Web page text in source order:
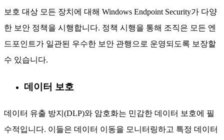
보호 대상 모든 장치에 대해 Windows Endpoint Security가 다양
한 보안 정책을 시행합니다. 정책 시행을 통해 조직은 모든 엔
드포인트가 일관된 우수한 보안 관행으로 운영되도록 보장할
수 있습니다.
데이터 보호
데이터 유출 방지(DLP)와 암호화는 민감한 데이터 보호에 필
수적입니다. 이들은 데이터 이동을 모니터링하고 특정 데이터